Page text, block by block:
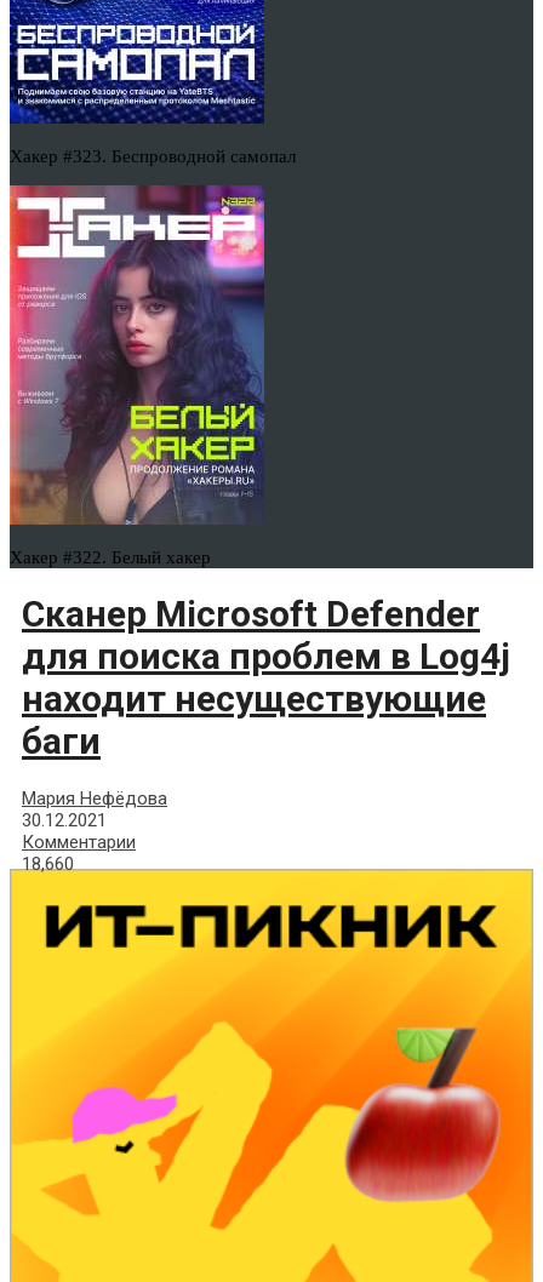
Хакер #323. Беспроводной самопал
Хакер #322. Белый хакер
Сканер Microsoft Defender
для поиска проблем в Log4j
находит несуществующие
баги
Мария Нефёдова
30.12.2021
Комментарии
18,660